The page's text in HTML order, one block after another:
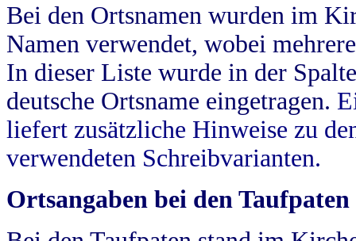
Bei den Ortsnamen wurden im
Namen verwendet, wobei
In dieser Liste wurde in der
deutsche Ortsname eingetragen.
liefert zusätzliche Hinweise zu
verwendeten Schreibvarianten.
Ortsangaben bei den Taufpaten